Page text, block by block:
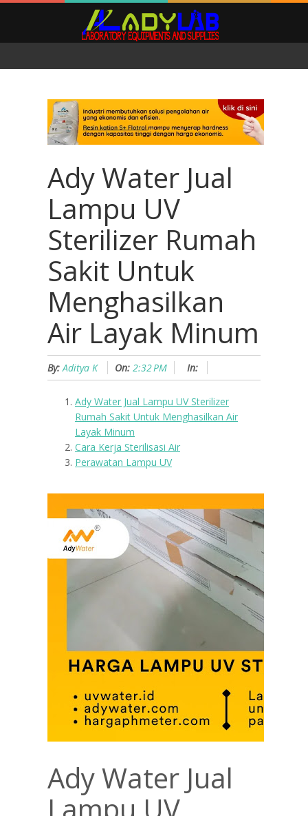
Ady Water Jual
Lampu UV
Sterilizer Rumah
Sakit Untuk
Menghasilkan
Air Layak Minum
By: Aditya K On: 2:32 PM In:
Ady Water Jual Lampu UV Sterilizer
Rumah Sakit Untuk Menghasilkan Air
Layak Minum
Cara Kerja Sterilisasi Air
Perawatan Lampu UV
Ady Water Jual